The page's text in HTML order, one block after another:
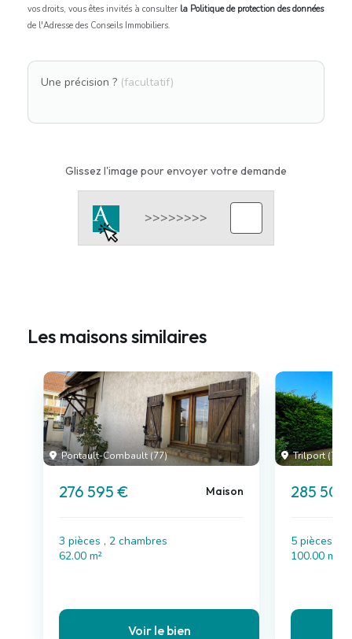
vos droits, vous êtes invités à consulter la Politique de protection des données
de l'Adresse des Conseils Immobiliers.
Une précision ? (facultatif)
Glissez l'image pour envoyer votre demande
Les maisons similaires
Pontault-Combault (77)
276 595 € Maison
3 pièces , 2 chambres
62.00 m²
Voir le bien
Trilport (77)
285
5 pièces , 3
100.00 m²